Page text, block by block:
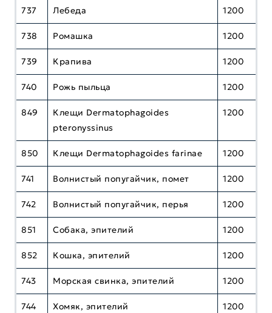
737 Лебеда 1200
738 Ромашка 1200
739 Крапива 1200
740 Рожь пыльца 1200
849
Клещи Dermatophagoides
pteronyssinus
1200
850 Клещи Dermatophagoides farinae 1200
741 Волнистый попугайчик, помет 1200
742 Волнистый попугайчик, перья 1200
851 Собака, эпителий 1200
852 Кошка, эпителий 1200
743 Морская свинка, эпителий 1200
744 Хомяк, эпителий 1200